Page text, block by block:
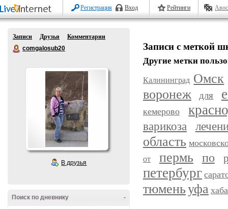
Регистрация Вход Рейтинги
Записи Друзья
Комментарии
comgalosub20
В друзья
-
Поиск по дневнику
Записи с меткой
Другие метки
Калининград Омск
воронеж для
кемерово
варикоза
область
от пермь по
петербург
тюменьуфа